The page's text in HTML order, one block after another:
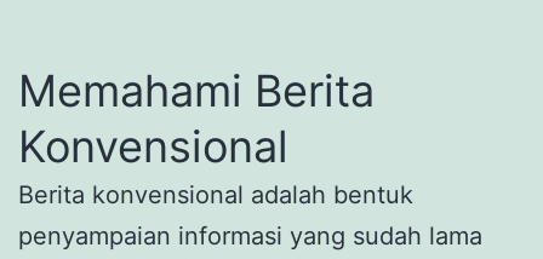
Memahami Berita
Konvensional
Berita konvensional adalah bentuk
penyampaian informasi yang sudah lama